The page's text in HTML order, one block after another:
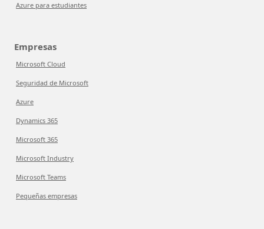
Azure para estudiantes
Empresas
Microsoft Cloud
Seguridad de Microsoft
Azure
Dynamics 365
Microsoft 365
Microsoft Industry
Microsoft Teams
Pequeñas empresas